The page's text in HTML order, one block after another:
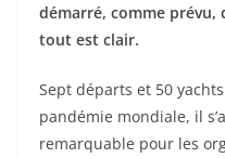
démarré, comme prévu,
tout est clair.
Sept départs et 50
pandémie mondiale, il
remarquable pour les